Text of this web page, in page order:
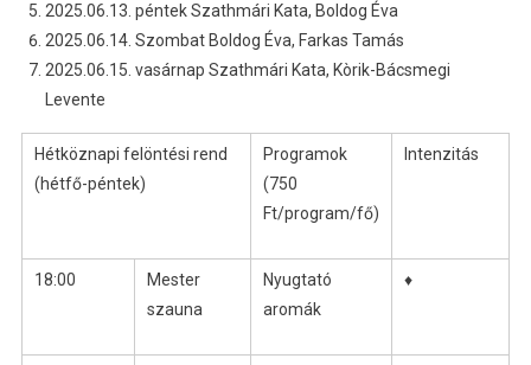
2025.06.13. péntek Szathmári Kata, Boldog Éva
2025.06.14. Szombat Boldog Éva, Farkas Tamás
2025.06.15. vasárnap Szathmári Kata, Kòrik-Bácsmegi
Levente
Hétköznapi felöntési rend
(hétfő-péntek)
Programok
(750
Ft/program/fő)
Intenzitás
18:00
Mester
szauna
Nyugtató
aromák
♦